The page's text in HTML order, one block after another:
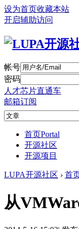
设为首页收藏本站
开启辅助访问
帐号
密码
人才芯片直通车
邮箱订阅
首页Portal
开源社区
开源项目
LUPA开源社区 › 首
从